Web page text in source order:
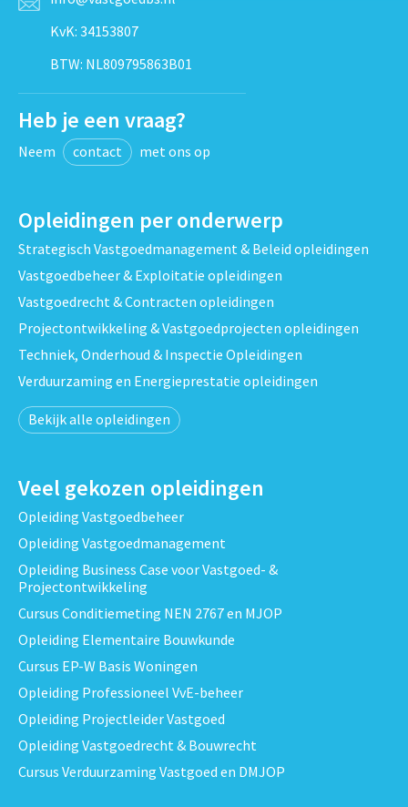
KvK: 34153807
BTW: NL809795863B01
Heb je een vraag?
Neem contact met ons op
Opleidingen per onderwerp
Strategisch Vastgoedmanagement & Beleid opleidingen
Vastgoedbeheer & Exploitatie opleidingen
Vastgoedrecht & Contracten opleidingen
Projectontwikkeling & Vastgoedprojecten opleidingen
Techniek, Onderhoud & Inspectie Opleidingen
Verduurzaming en Energieprestatie opleidingen
Bekijk alle opleidingen
Veel gekozen opleidingen
Opleiding Vastgoedbeheer
Opleiding Vastgoedmanagement
Opleiding Business Case voor Vastgoed- &
Projectontwikkeling
Cursus Conditiemeting NEN 2767 en MJOP
Opleiding Elementaire Bouwkunde
Cursus EP-W Basis Woningen
Opleiding Professioneel VvE-beheer
Opleiding Projectleider Vastgoed
Opleiding Vastgoedrecht & Bouwrecht
Cursus Verduurzaming Vastgoed en DMJOP